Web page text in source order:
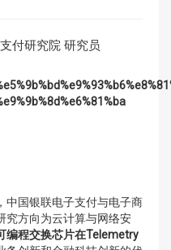
付研究院 研究员
中国银联电子支付与电子商
究方向为云计算与网络安
编程交换芯片在Telemetry